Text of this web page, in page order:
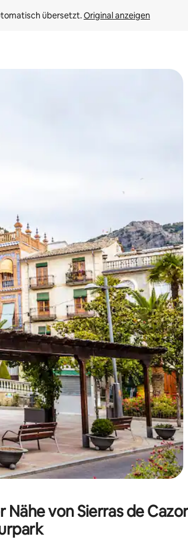
übersetzt. Original anzeigen
erkunde die Ergebnisse durch Berühren
von Sierras de